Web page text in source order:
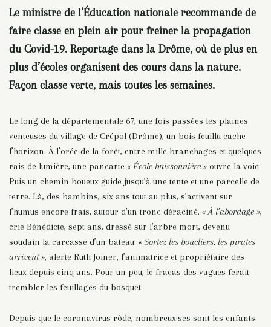
Le ministre de l’Éducation nationale recommande de
faire classe en plein air pour freiner la propagation
du Covid-19. Reportage dans la Drôme, où de plus en
plus d’écoles organisent des cours dans la nature.
Façon classe verte, mais toutes les semaines.
Le long de la départementale 67, une fois passées les plaines
venteuses du village de Crépol (Drôme), un bois feuillu cache
l’horizon. À l’orée de la forêt, entre mille branchages et quelques
rais de lumière, une pancarte « École buissonnière » ouvre la voie.
Puis un chemin boueux guide jusqu’à une tente et une parcelle de
terre. Là, des bambins, six ans tout au plus, s’activent sur
l’humus encore frais, autour d’un tronc déraciné. « À l’abordage »,
crie Bénédicte, sept ans, dressé sur l’arbre mort, devenu
soudain la carcasse d’un bateau. « Sortez les boucliers, les pirates
arrivent », alerte Ruth Joiner, l’animatrice et propriétaire des
lieux depuis cinq ans. Pour un peu, le fracas des vagues ferait
trembler les feuillages du bosquet.
Depuis que le coronavirus rôde, nombreux·ses sont les enfants